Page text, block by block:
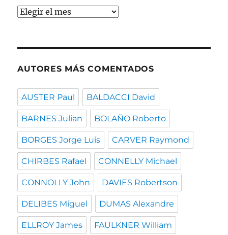
Buscar
AUTORES MÁS COMENTADOS
AUSTER Paul BALDACCI David
BARNES Julian BOLAÑO Roberto
BORGES Jorge Luis CARVER Raymond
CHIRBES Rafael CONNELLY Michael
CONNOLLY John DAVIES Robertson
DELIBES Miguel DUMAS Alexandre
ELLROY James FAULKNER William